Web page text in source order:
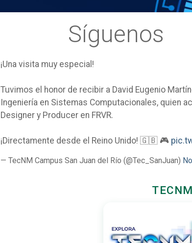
Síguenos
¡Una visita muy especial!
Tuvimos el honor de recibir a David Eugenio
Ingeniería en Sistemas Computacionales, quien
Designer y Producer en FRVR.
¡Directamente desde el Reino Unido! 🇬🇧 🎮
— TecNM Campus San Juan del Río (@Tec_SanJuan)